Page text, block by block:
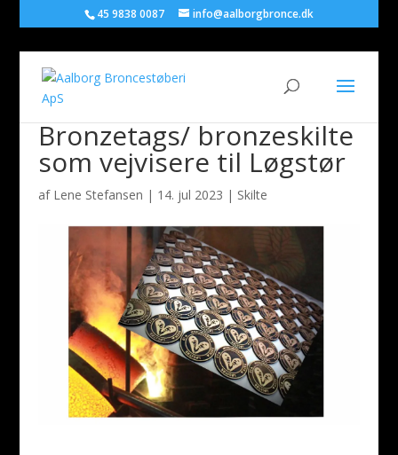
45 9838 0087 info@aalborgbronce.dk
Bronzetags/ bronzeskilte
som vejvisere til Løgstør
af Lene Stefansen | 14. jul 2023 | Skilte